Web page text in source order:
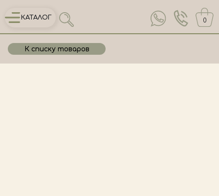
КАТАЛОГ 0
К списку товаров